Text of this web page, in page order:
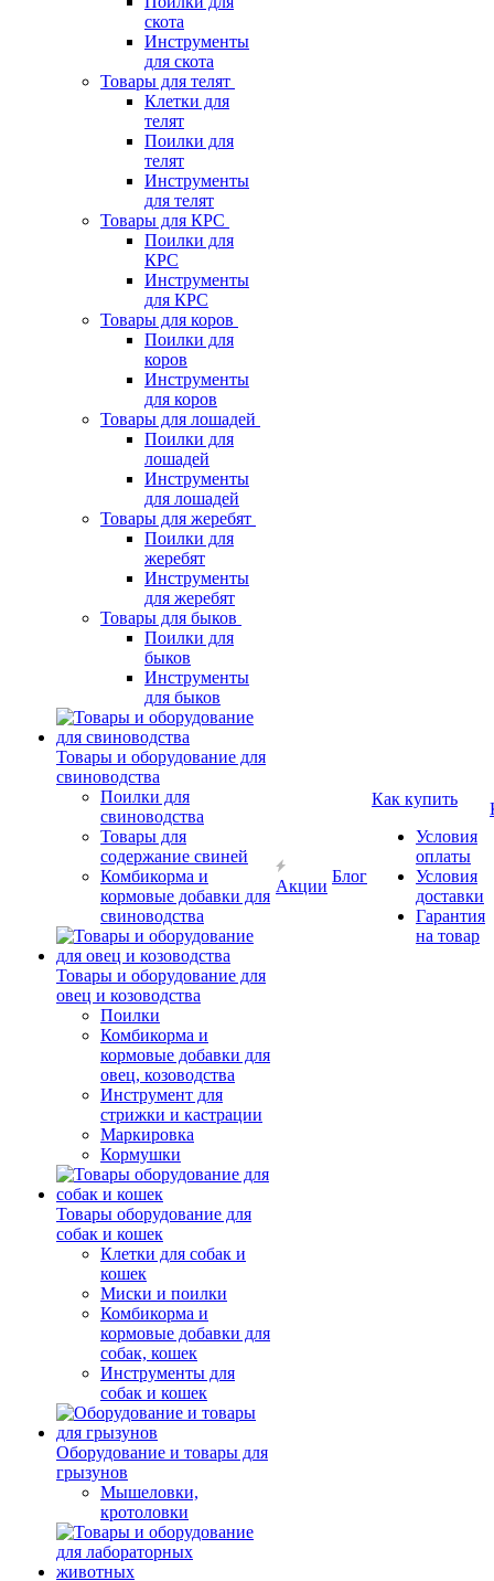
скота
Инструменты
для скота
Товары для телят
Клетки для
телят
Поилки для
телят
Инструменты
для телят
Товары для КРС
Поилки для
КРС
Инструменты
для КРС
Товары для коров
Поилки для
коров
Инструменты
для коров
Товары для лошадей
Поилки для
лошадей
Инструменты
для лошадей
Товары для жеребят
Поилки для
жеребят
Инструменты
для жеребят
Товары для быков
Поилки для
быков
Инструменты
для быков
Товары и оборудование для
свиноводства
Поилки для
свиноводства
Товары для
содержание свиней
Комбикорма и
кормовые добавки для
свиноводства
Товары и оборудование для
овец и козоводства
Поилки
Комбикорма и
кормовые добавки для
овец, козоводства
Инструмент для
стрижки и кастрации
Маркировка
Кормушки
Товары оборудование для
собак и кошек
Клетки для собак и
кошек
Миски и поилки
Комбикорма и
кормовые добавки для
собак, кошек
Инструменты для
собак и кошек
Оборудование и товары для
грызунов
Мышеловки,
кротоловки
Акции
Блог
Как купить
Условия
оплаты
Условия
доставки
Гарантия
на товар